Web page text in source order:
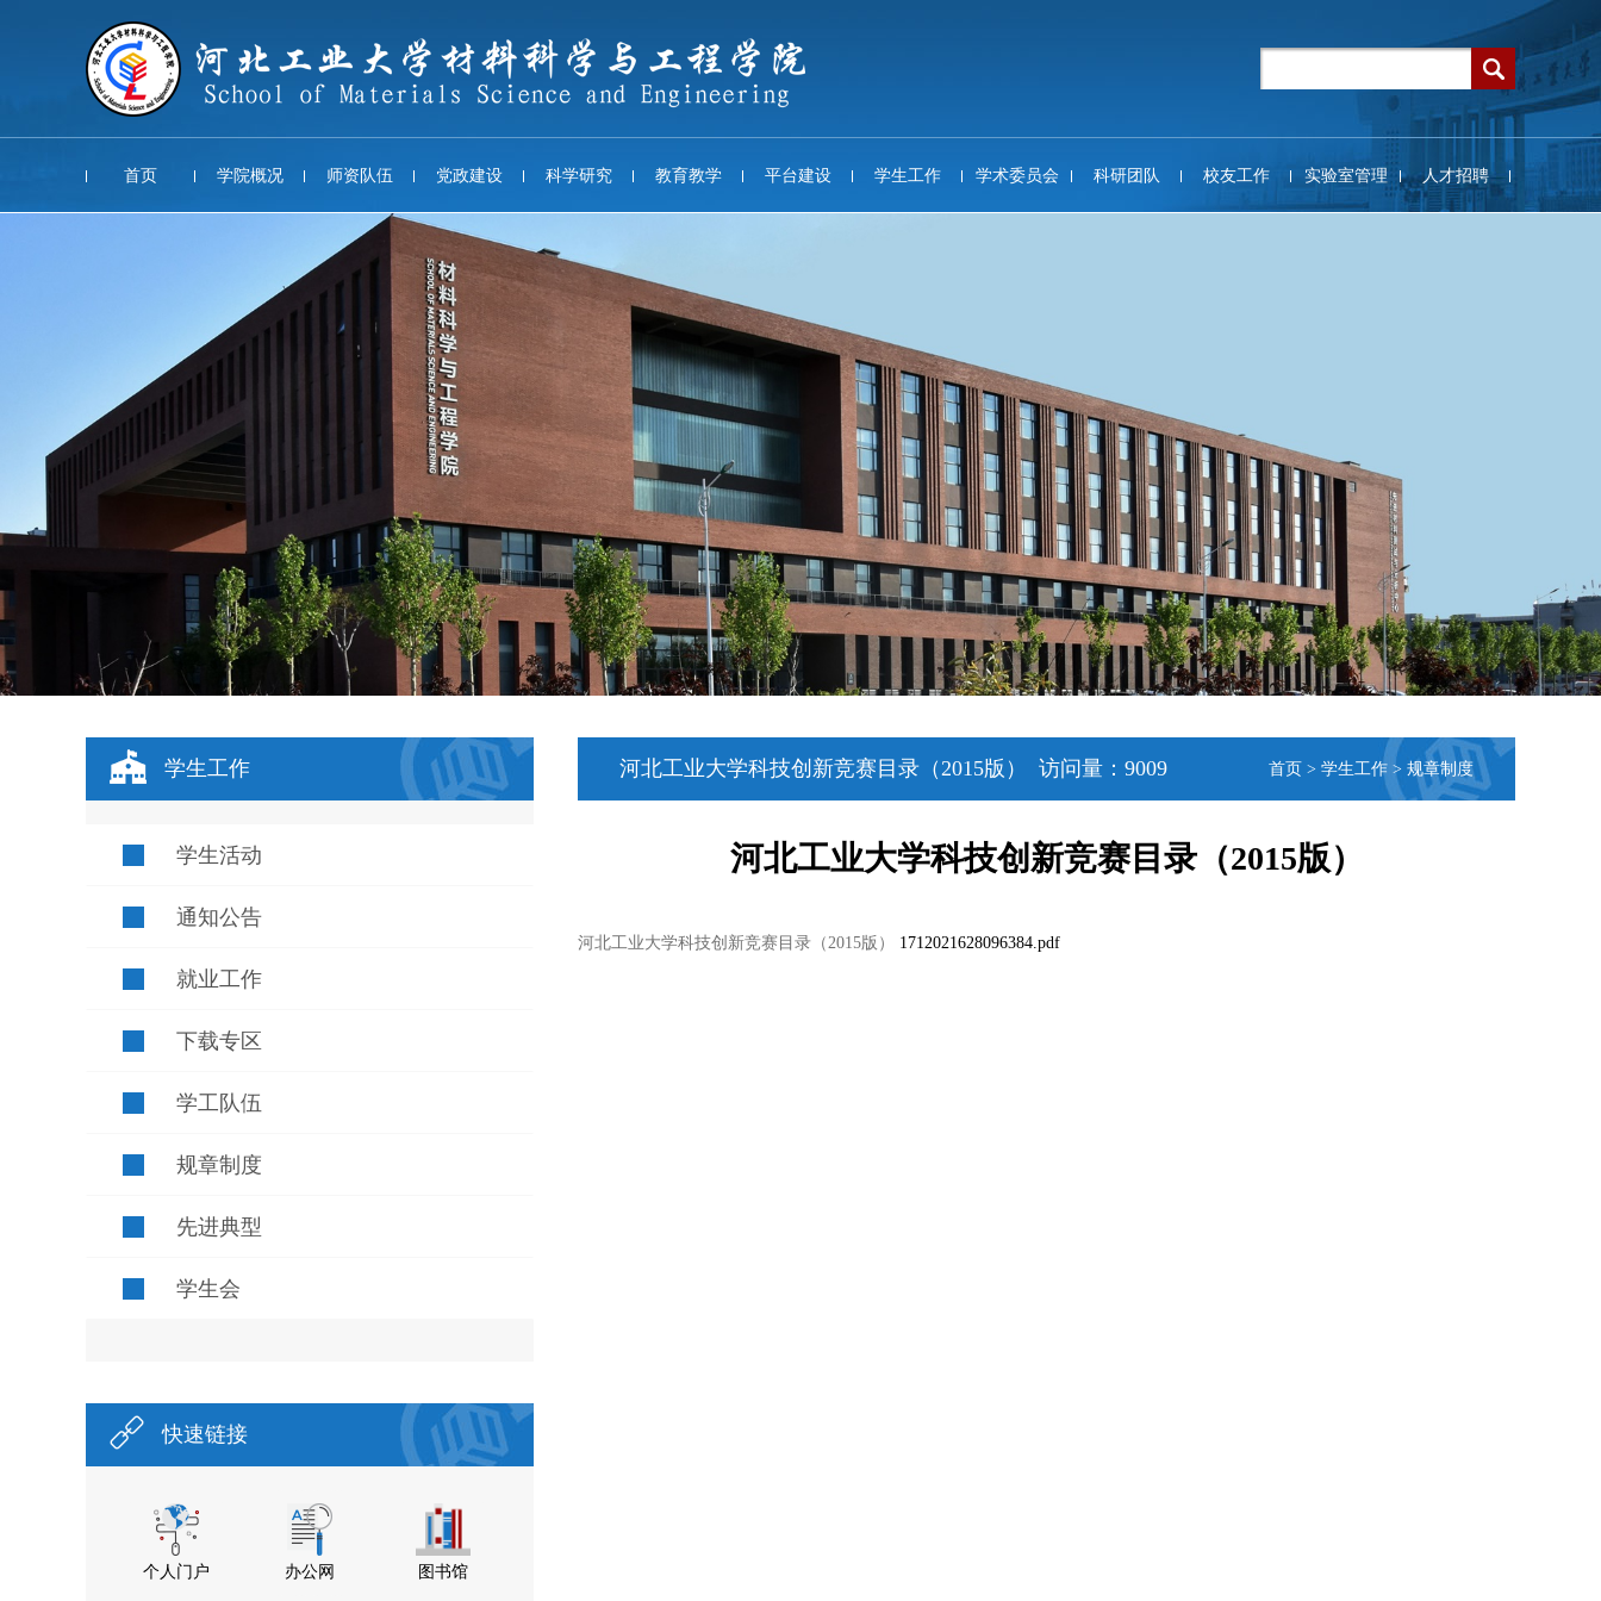
首页 学院概况 师资队伍 党政建设 科学研究 教育教学 平台建设 学生工作 学术委员会 科研团队 校友工作 实验室管理 人才招聘
学生工作
学生活动
通知公告
就业工作
下载专区
学工队伍
规章制度
先进典型
学生会
快速链接
个人门户 办公网 图书馆
河北工业大学科技创新竞赛目录（2015版） 访问量： 9009 首页 > 学生工作 > 规章制度
河北工业大学科技创新竞赛目录（2015版）
河北工业大学科技创新竞赛目录（2015版） 1712021628096384.pdf